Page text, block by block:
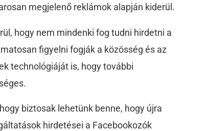
megjelenő reklámok alapján kiderül.
hogy nem mindenki fog tudni hirdetni a
figyelni fogják a közösség és az
technológiáját is, hogy további
biztosak lehetünk benne, hogy újra
hirdetései a Facebookozók